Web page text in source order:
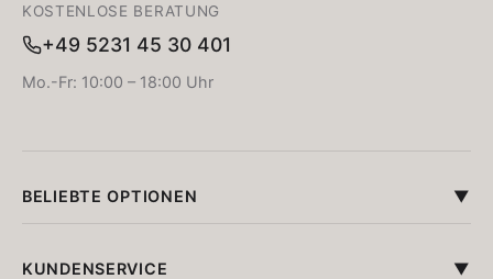
KOSTENLOSE BERATUNG
+49 5231 45 30 401
Mo.-Fr: 10:00 – 18:00 Uhr
BELIEBTE OPTIONEN
KUNDENSERVICE